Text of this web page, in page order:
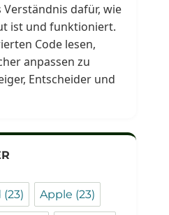
dafür, wie
ist und funktioniert.
Code lesen,
anpassen zu
Entscheider und
(23) Apple (23)